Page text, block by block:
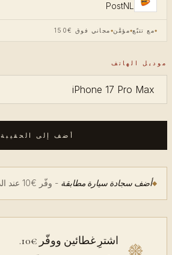
PostNL
مع تتبّع مؤمَّن مجاني فوق €150
موديل الهاتف
أضف إلى الحقيبة
أضف سجادة سيارة مطابقة - وفّر €10 عند الدمج.
اشترِ غطائين ووفّر €10.